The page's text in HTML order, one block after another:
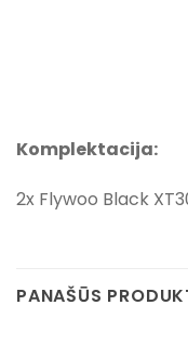
Komplektacija:
2x Flywoo Black
PANAŠŪS